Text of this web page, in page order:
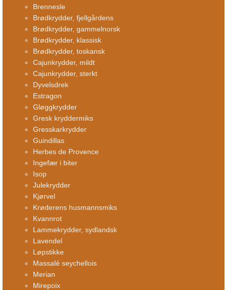
Brennesle
Brødkrydder, fjellgårdens
Brødkrydder, gammelnorsk
Brødkrydder, klassisk
Brødkrydder, toskansk
Cajunkrydder, mildt
Cajunkrydder, sterkt
Dyvelsdrek
Estragon
Gløggkrydder
Gresk kryddermiks
Gresskarkrydder
Guindillas
Herbes de Provence
Ingefær i biter
Isop
Julekrydder
Kjørvel
Krøderens husmannsmiks
Kvannrot
Lammekrydder, sydlandsk
Lavendel
Løpstikke
Massalé seychellois
Merian
Mirepoix